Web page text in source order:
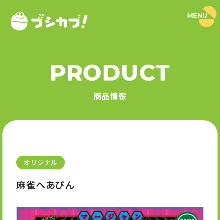
ブ
シ
プ
PRODUCT
SERIES
NEWS
ニュース
MENU
PRODUCT
商品情報
オリジナル
麻雀へあぴん